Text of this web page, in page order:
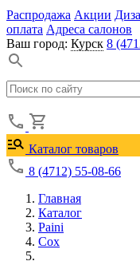
Распродажа Акции
оплата Адреса салонов
Ваш город: Курск 8
Каталог товаров
8 (4712) 55-08-66
Главная
Каталог
Paini
Cox